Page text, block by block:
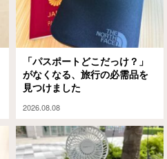
「パスポートどこだっけ？」
がなくなる、旅行の必需品を
見つけました
2026.08.08